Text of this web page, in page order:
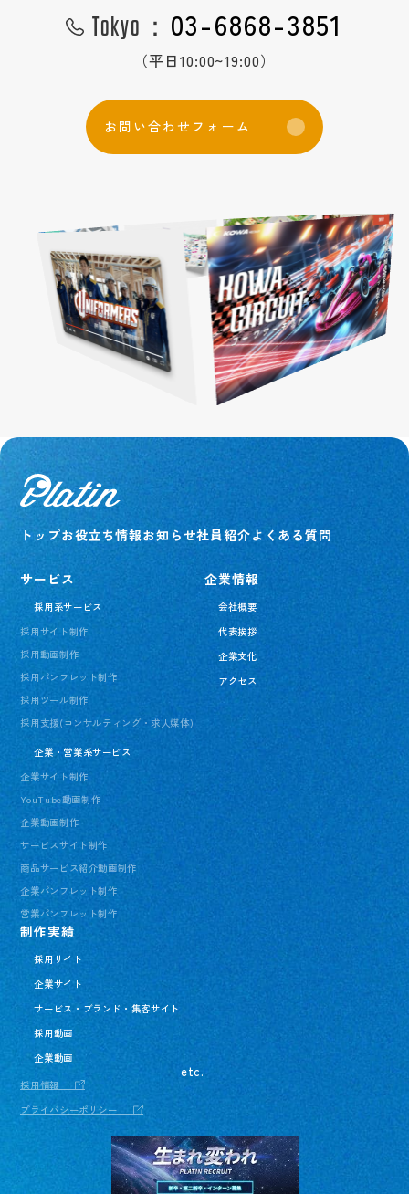
Tokyo： 03-6868-3851
（平日10:00~19:00）
お 問 い合わせ フ ォ ー ム
トップお役立ち情報お知らせ社員紹介よくある質問
サービス
採用系サービス
採用サイト制作
採用動画制作
採用パンフレット制作
採用ツール制作
採用支援(コンサルティング・求人媒体)
企業・営業系サービス
企業サイト制作
YouTube動画制作
企業動画制作
サービスサイト制作
商品サービス紹介動画制作
企業パンフレット制作
営業パンフレット制作
企業情報
会社概要
代表挨拶
企業文化
アクセス
制作実績
採用サイト
企業サイト
サービス・ブランド・集客サイト
採用動画
企業動画
etc.
採用情報
プライバシーポリシー